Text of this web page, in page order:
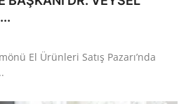
El Ürünleri Satış Pazarı’nda